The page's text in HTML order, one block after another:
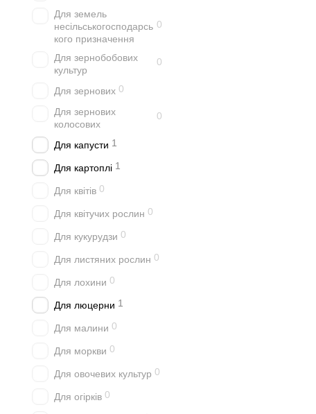
Для земель
несільськогосподарсь
кого призначення
0
Для зернобобових
культур
0
Для зернових 0
Для зернових
колосових
0
Для капусти 1
Для картоплі 1
Для квітів 0
Для квітучих рослин 0
Для кукурудзи 0
Для листяних рослин 0
Для лохини 0
Для люцерни 1
Для малини 0
Для моркви 0
Для овочевих культур 0
Для огірків 0